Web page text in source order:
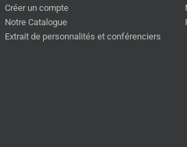
Créer un compte
Notre Catalogue
Extrait de personnalités et conférenciers